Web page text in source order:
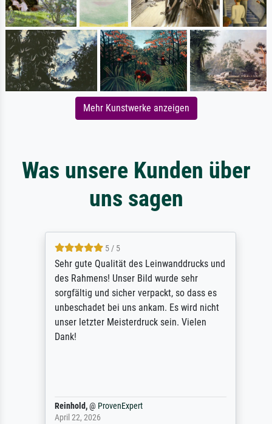
Mehr Kunstwerke anzeigen
Was unsere Kunden über
uns sagen
5 / 5
Sehr gute Qualität des Leinwanddrucks und
des Rahmens! Unser Bild wurde sehr
sorgfältig und sicher verpackt, so dass es
unbeschadet bei uns ankam. Es wird nicht
unser letzter Meisterdruck sein. Vielen
Dank!
Reinhold,@ProvenExpert
April 22, 2026